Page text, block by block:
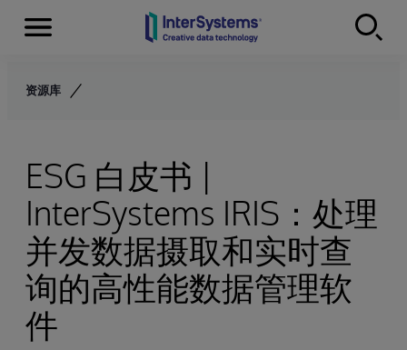
Skip to content
Menu
资源库
ESG 白皮书 |
InterSystems IRIS：处理
并发数据摄取和实时查
询的高性能数据管理软
件